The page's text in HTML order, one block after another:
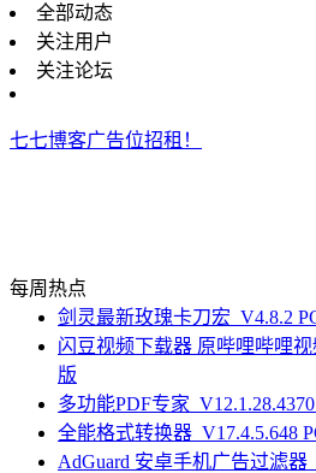
全部动态
关注用户
关注论坛
七七博客广告位招租！
每周热点
剑灵最新玫瑰卡刀宏_V4.8.2
闪豆视频下载器 原哔哩哔哩视
版
多功能PDF专家
全能格式转换器_V17.4.5.648
AdGuard 安卓手机广告过滤器